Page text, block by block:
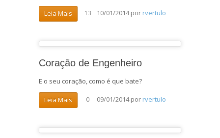
Leia Mais 13 10/01/2014por rvertulo
Coração de Engenheiro
E o seu coração, como é que bate?
Leia Mais 0 09/01/2014por rvertulo